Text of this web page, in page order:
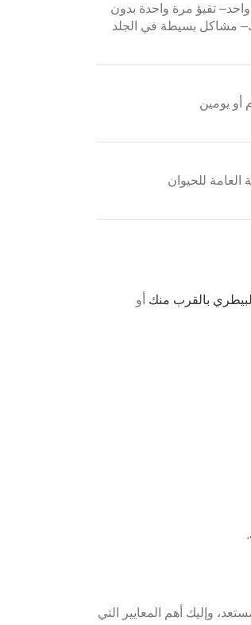
– تقيؤ مرة واحدة بدون
– مشاكل بسيطة في الجلد
أو يومين
للحيوان
بالقرب منك أو
.
وإليك أهم المعايير التي